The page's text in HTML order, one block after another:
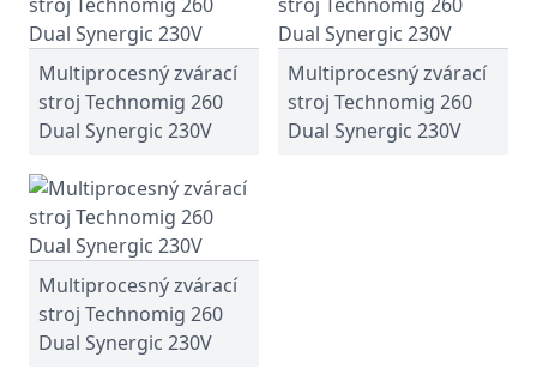
Multiprocesný zvárací
stroj Technomig 260
Dual Synergic 230V
Multiprocesný zvárací
stroj Technomig 260
Dual Synergic 230V
Multiprocesný zvárací
stroj Technomig 260
Dual Synergic 230V